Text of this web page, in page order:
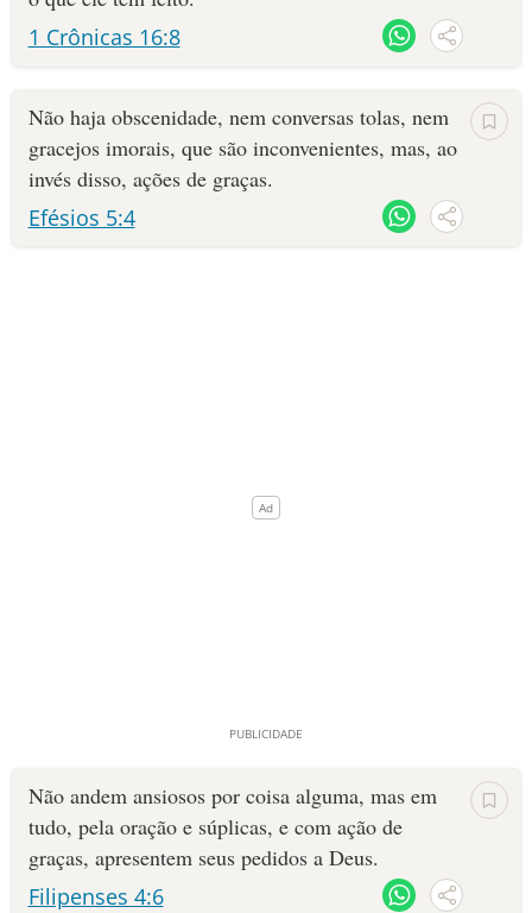
1 Crônicas 16:8
Não haja obscenidade, nem conversas tolas, nem
gracejos imorais, que são inconvenientes, mas, ao
invés disso, ações de graças.
Efésios 5:4
Não andem ansiosos por coisa alguma, mas em
tudo, pela oração e súplicas, e com ação de
graças, apresentem seus pedidos a Deus.
Filipenses 4:6